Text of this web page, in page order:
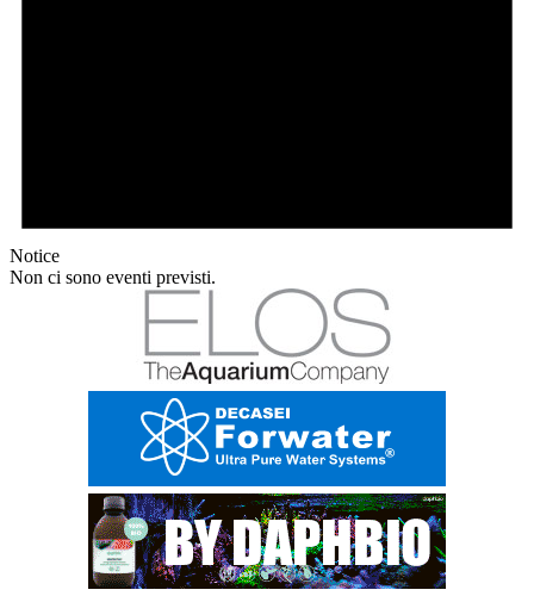
Notice
Non ci sono eventi previsti.